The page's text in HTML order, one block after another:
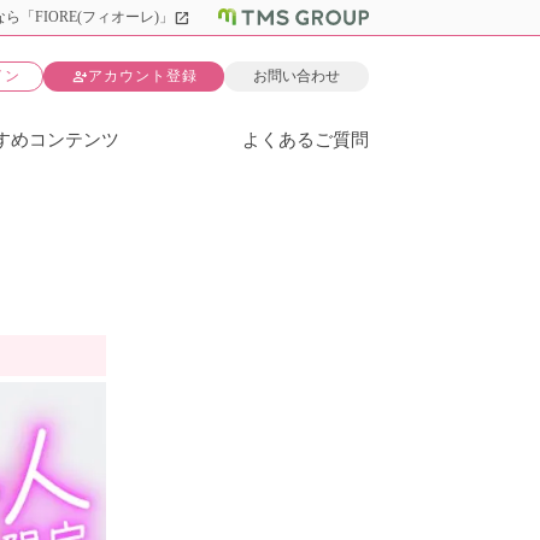
「FIORE(フィオーレ)」 open_in_new
ン person_addアカウント登録 お問い合わせ
めコンテンツ よくあるご質問